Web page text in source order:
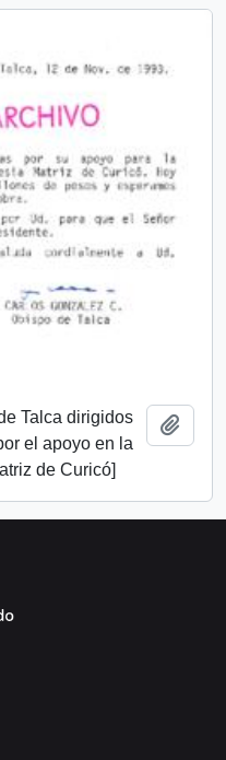
Talca dirigidos
el apoyo en la
de Curicó]